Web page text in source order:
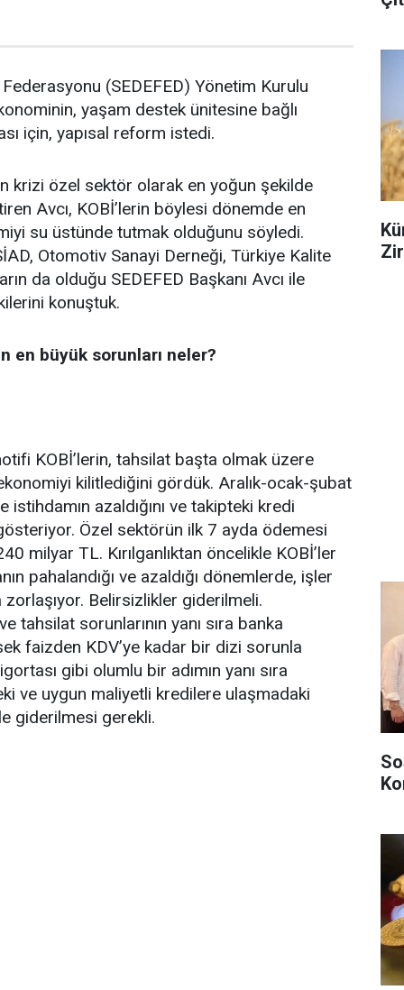
(SEDEFED) Yönetim Kurulu
yaşam destek ünitesine bağlı
için, yapısal reform istedi.
krizi özel sektör olarak en yoğun şekilde
Avcı, KOBİ’lerin böylesi dönemde en
su üstünde tutmak olduğunu söyledi.
Otomotiv Sanayi Derneği, Türkiye Kalite
da olduğu SEDEFED Başkanı Avcı ile
konuştuk.
en büyük sorunları neler?
KOBİ’lerin, tahsilat başta olmak üzere
kilitlediğini gördük. Aralık-ocak-şubat
istihdamın azaldığını ve takipteki kredi
gösteriyor. Özel sektörün ilk 7 ayda ödemesi
milyar TL. Kırılganlıktan öncelikle KOBİ’ler
pahalandığı ve azaldığı dönemlerde, işler
zorlaşıyor. Belirsizlikler giderilmeli.
tahsilat sorunlarının yanı sıra banka
faizden KDV’ye kadar bir dizi sorunla
gibi olumlu bir adımın yanı sıra
ve uygun maliyetli kredilere ulaşmadaki
giderilmesi gerekli.